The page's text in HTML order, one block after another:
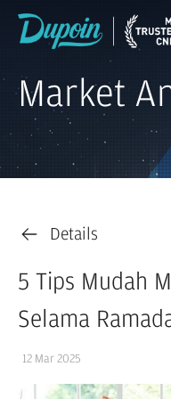
Market
Details
5 Tips Mudah
Selama
12 Mar 2025